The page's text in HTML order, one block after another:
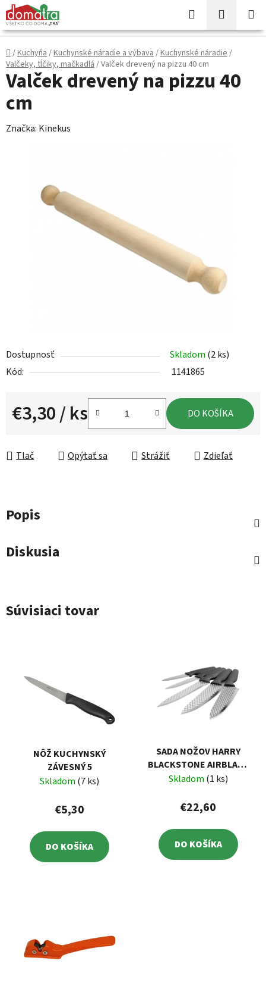
Prejsť
na
obsah
Hľadať
KOŠÍK
Domov
/Kuchyňa/Kuchynské náradie a výbava/Kuchynské náradie/
Valčeky, tĺčiky, mačkadlá/Valček drevený na pizzu 40 cm
Dostupnosť Skladom (2 ks)
Kód:
1141865
€3,30/ ks DO KOŠÍKA
Tlač Opýtať sa Strážiť Zdieľať
Valček drevený na pizzu 40
cm
Značka: Kinekus
Popis
Diskusia
Súvisiaci tovar
NÔŽ KUCHYNSKÝ
ZÁVESNÝ 5
Skladom (7 ks)
€5,30
DO KOŠÍKA
SADA NOŽOV HARRY
BLACKSTONE AIRBLADE
5-DIELNA
Skladom (1 ks)
€22,60
DO KOŠÍKA